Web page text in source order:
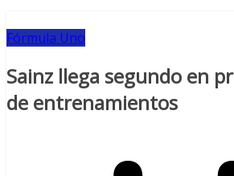
Fórmula Uno
Sainz llega segundo en
de entrenamientos